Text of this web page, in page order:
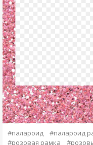
#палароид #палароид
#розовая рамка